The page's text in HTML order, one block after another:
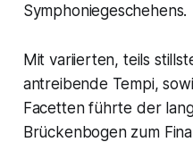
Symphoniegeschehens.
Mit variierten, teils
antreibende Tempi,
Facetten führte der
Brückenbogen zum